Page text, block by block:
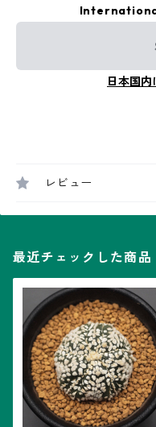
日本国
レビュー
最近チェックした商品